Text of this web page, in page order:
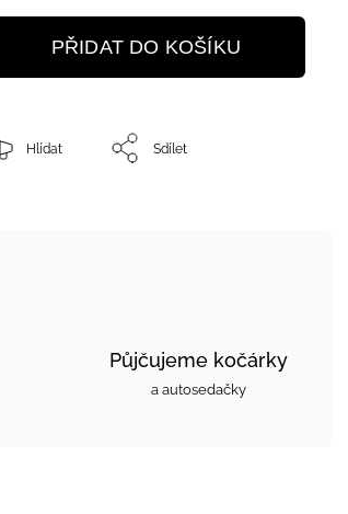
PŘIDAT DO KOŠÍKU
Hlídat Sdílet
Půjčujeme kočárky
a autosedačky